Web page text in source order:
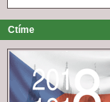
Ctíme